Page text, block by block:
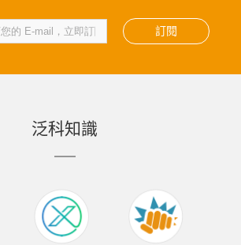
訂閱
泛科知識